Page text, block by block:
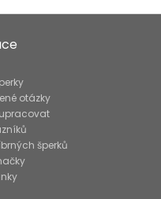
otázky
šperků